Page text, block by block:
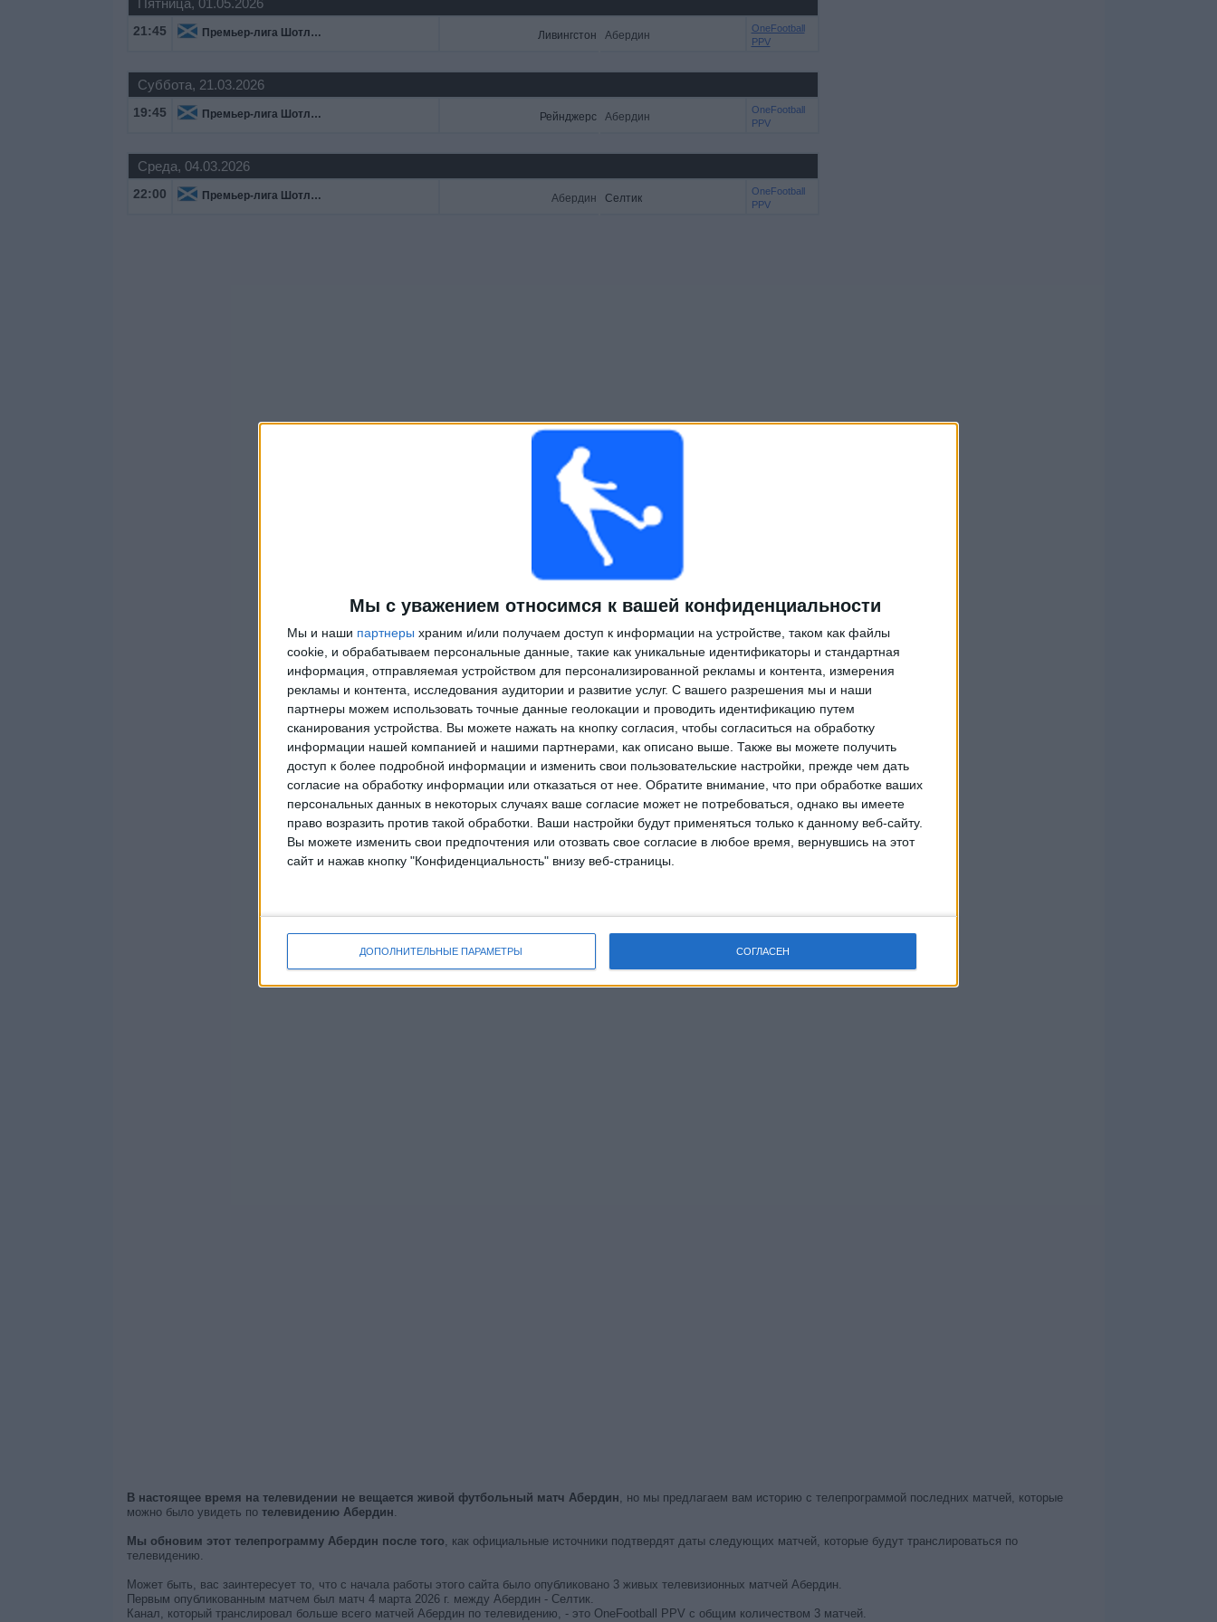
Мы с уважением относимся к вашей конфиденциальности
Мы и наши партнеры храним и/или получаем доступ к информации на устройстве, таком как файлы
cookie, и обрабатываем персональные данные, такие как уникальные идентификаторы и стандартная
информация, отправляемая устройством для персонализированной рекламы и контента, измерения
рекламы и контента, исследования аудитории и развитие услуг. С вашего разрешения мы и наши
партнеры можем использовать точные данные геолокации и проводить идентификацию путем
сканирования устройства. Вы можете нажать на кнопку согласия, чтобы согласиться на обработку
информации нашей компанией и нашими партнерами, как описано выше. Также вы можете получить
доступ к более подробной информации и изменить свои пользовательские настройки, прежде чем дать
согласие на обработку информации или отказаться от нее. Обратите внимание, что при обработке ваших
персональных данных в некоторых случаях ваше согласие может не потребоваться, однако вы имеете
право возразить против такой обработки. Ваши настройки будут применяться только к данному веб-сайту.
Вы можете изменить свои предпочтения или отозвать свое согласие в любое время, вернувшись на этот
сайт и нажав кнопку "Конфиденциальность" внизу веб-страницы.
ДОПОЛНИТЕЛЬНЫЕ ПАРАМЕТРЫ СОГЛАСЕН
Пятница, 01.05.2026
21:45 Премьер-лига Шотландия Ливингстон Абердин
OneFootball
PPV
Суббота, 21.03.2026
19:45 Премьер-лига Шотландия Рейнджерс Абердин
OneFootball
PPV
Среда, 04.03.2026
22:00 Премьер-лига Шотландия Абердин Селтик
OneFootball
PPV
В настоящее время на телевидении не вещается живой футбольный матч Абердин, но мы предлагаем вам историю с телепрограммой последних матчей, которые
можно было увидеть по телевидению Абердин.
Мы обновим этот телепрограмму Абердин после того, как официальные источники подтвердят даты следующих матчей, которые будут транслироваться по
телевидению.
Может быть, вас заинтересует то, что с начала работы этого сайта было опубликовано 3 живых телевизионных матчей Абердин.
Первым опубликованным матчем был матч 4 марта 2026 г. между Абердин - Селтик.
Канал, который транслировал больше всего матчей Абердин по телевидению, - это OneFootball PPV с общим количеством 3 матчей.